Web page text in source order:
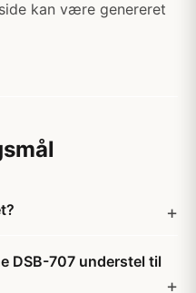
kan være genereret
DSB-707 understel til